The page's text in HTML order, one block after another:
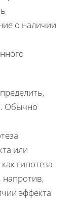
о наличии
Обычно
или
гипотеза
напротив,
эффекта